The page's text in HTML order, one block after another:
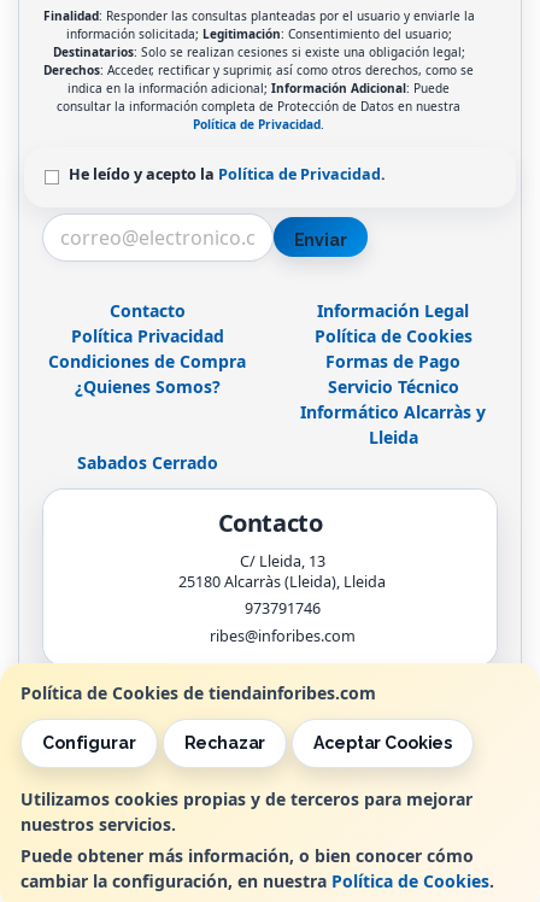
Política de Cookies de tiendainforibes.com
Configurar Rechazar Aceptar Cookies
Utilizamos cookies propias y de terceros para mejorar
nuestros servicios.
Puede obtener más información, o bien conocer cómo
cambiar la configuración, en nuestra Política de Cookies.
Finalidad: Responder las consultas planteadas por el usuario y enviarle la
información solicitada; Legitimación: Consentimiento del usuario;
Destinatarios: Solo se realizan cesiones si existe una obligación legal;
Derechos: Acceder, rectificar y suprimir, así como otros derechos, como se
indica en la información adicional;Información Adicional: Puede
consultar la información completa de Protección de Datos en nuestra
Política de Privacidad
He leído y acepto la Política de Privacidad.
Enviar
Contacto
Información Legal
Política Privacidad
Política de Cookies
Condiciones de Compra
Formas de Pago
¿Quienes Somos?
Servicio Técnico
Informático Alcarràs y
Lleida
Sabados Cerrado
Contacto
C/ Lleida, 13
25180Alcarràs (Lleida), Lleida
973791746
ribes@inforibes.com
Horario
de 9:00am - 13:30am / 17:00pm - 20:00pm
, , , , España. - C.I.F.: B25362799 - Tfno: